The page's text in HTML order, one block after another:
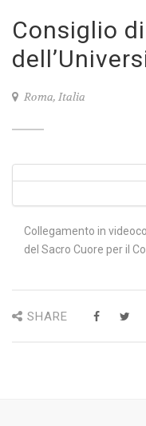
Consiglio
Roma, Italia
Collegamento in
del Sacro Cuore per il
SHARE